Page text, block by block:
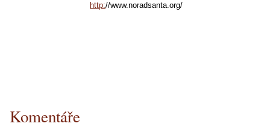
http://www.noradsanta.org/
Komentáře